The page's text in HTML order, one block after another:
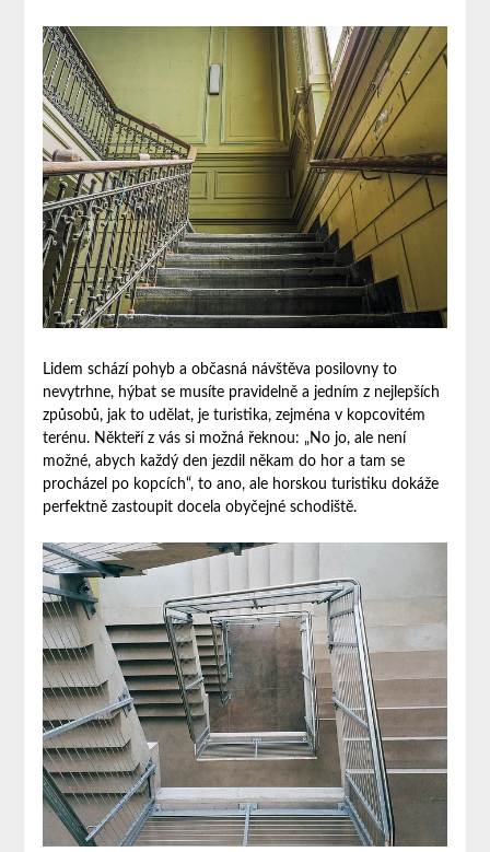
Lidem schází pohyb a občasná návštěva posilovny to
nevytrhne, hýbat se musíte pravidelně a jedním z nejlepších
způsobů, jak to udělat, je turistika, zejména v kopcovitém
terénu. Někteří z vás si možná řeknou: „No jo, ale není
možné, abych každý den jezdil někam do hor a tam se
procházel po kopcích“, to ano, ale horskou turistiku dokáže
perfektně zastoupit docela obyčejné schodiště.